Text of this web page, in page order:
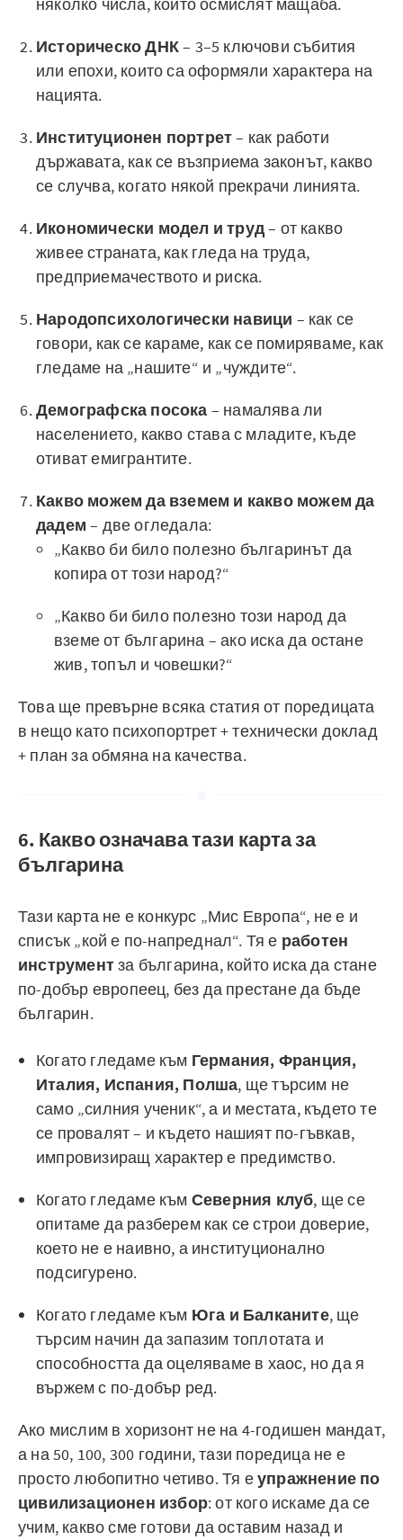
няколко числа, които осмислят мащаба.
Историческо ДНК– 3–5 ключови събития
или епохи, които са оформяли характера на
нацията.
Институционен портрет– как работи
държавата, как се възприема законът, какво
се случва, когато някой прекрачи линията.
Икономически модел и труд– от какво
живее страната, как гледа на труда,
предприемачеството и риска.
Народопсихологически навици – как се
говори, как се караме, как се помиряваме, как
гледаме на „нашите“ и „чуждите“.
Демографска посока – намалява ли
населението, какво става с младите, къде
отиват емигрантите.
Какво можем да вземем и какво можем да
дадем – две огледала:
„Какво би било полезно българинът да
копира от този народ?“
„Какво би било полезно този народ да
вземе от българина – ако иска да остане
жив, топъл и човешки?“
Това ще превърне всяка статия от поредицата
в нещо като психопортрет + технически доклад
+ план за обмяна на качества.
6. Какво означава тази карта за
българина
Тази карта не е конкурс „Мис Европа“, не е и
списък „кой е по-напреднал“. Тя е работен
инструментза българина, който иска да стане
по-добър европеец, без да престане да бъде
българин.
Когато гледаме към Германия, Франция,
Италия, Испания, Полша, ще търсим не
само „силния ученик“, а и местата, където те
се провалят – и където нашият по-гъвкав,
импровизиращ характер е предимство.
Когато гледаме към Северния клуб, ще се
опитаме да разберем как се строи доверие,
което не е наивно, а институционално
подсигурено.
Когато гледаме към Юга и Балканите, ще
търсим начин да запазим топлотата и
способността да оцеляваме в хаос, но да я
вържем с по-добър ред.
Ако мислим в хоризонт не на 4-годишен мандат,
а на 50, 100, 300 години, тази поредица не е
просто любопитно четиво. Тя еупражнение по
цивилизационен избор: от кого искаме да се
учим, какво сме готови да оставим назад и